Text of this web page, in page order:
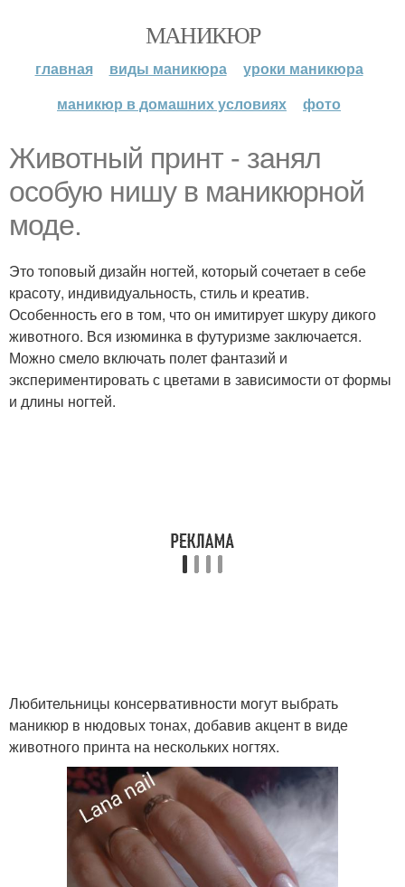
МАНИКЮР
главная виды маникюра
уроки маникюра
маникюр в домашних условиях
фото
Животный принт - занял
особую нишу в маникюрной
моде.
Это топовый дизайн ногтей, который сочетает в себе
красоту, индивидуальность, стиль и креатив.
Особенность его в том, что он имитирует шкуру дикого
животного. Вся изюминка в футуризме заключается.
Можно смело включать полет фантазий и
экспериментировать с цветами в зависимости от формы
и длины ногтей.
Любительницы консервативности могут выбрать
маникюр в нюдовых тонах, добавив акцент в виде
животного принта на нескольких ногтях.